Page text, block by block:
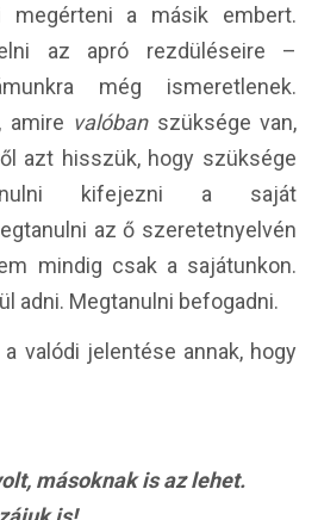
megérteni a másik embert.
az apró rezdüléseire –
még ismeretlenek.
amire valóbanszüksége van,
azt hisszük, hogy szüksége
kifejezni a saját
az ő szeretetnyelvén
mindig csak a sajátunkon.
adni. Megtanulni befogadni.
valódi jelentése annak, hogy
másoknak is az lehet.